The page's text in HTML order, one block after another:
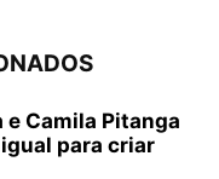
e Camila Pitanga
para criar